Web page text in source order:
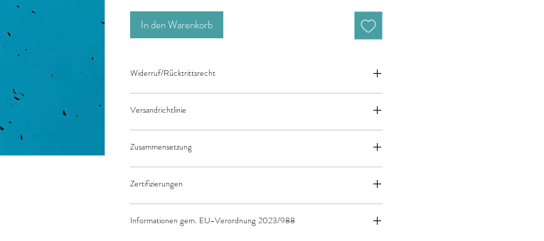
In den Warenkorb
Widerruf/Rücktrittsrecht
Versandrichtlinie
Zusammensetzung
Zertifizierungen
Informationen gem. EU-Verordnung 2023/988